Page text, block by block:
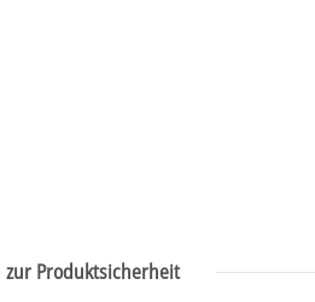
zur Produktsicherheit